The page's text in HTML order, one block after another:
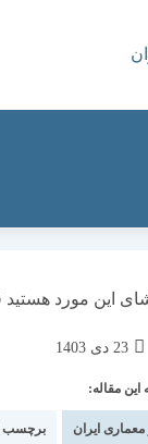
نوشته
شده
است:
23 دی 1403
مقاله:
معماری ایران برچسب